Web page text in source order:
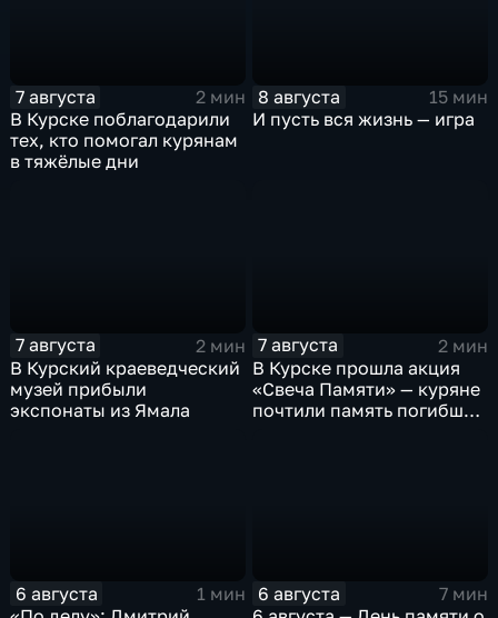
7 августа
2 мин
В Курске поблагодарили
тех, кто помогал курянам
в тяжёлые дни
8 августа
15 мин
И пусть вся жизнь — игра
7 августа
2 мин
В Курский краеведческий
музей прибыли
экспонаты из Ямала
7 августа
2 мин
В Курске прошла акция
«Свеча Памяти» — куряне
почтили память погибших
6 августа
1 мин
6 августа
7 мин